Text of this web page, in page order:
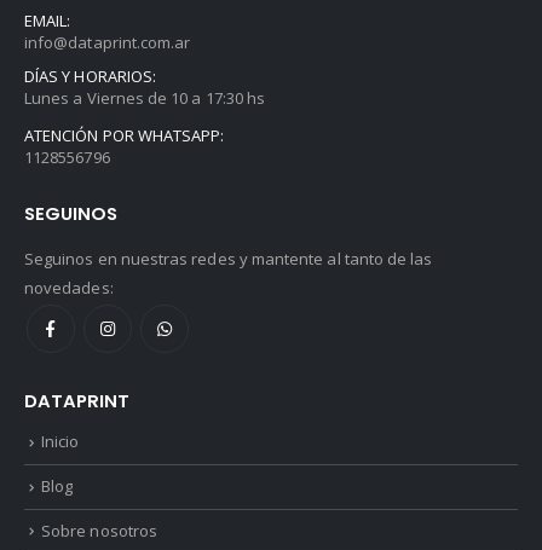
EMAIL:
info@dataprint.com.ar
DÍAS Y HORARIOS:
Lunes a Viernes de 10 a 17:30 hs
ATENCIÓN POR WHATSAPP:
1128556796
SEGUINOS
Seguinos en nuestras redes y mantente al tanto de las
novedades:
DATAPRINT
Inicio
Blog
Sobre nosotros